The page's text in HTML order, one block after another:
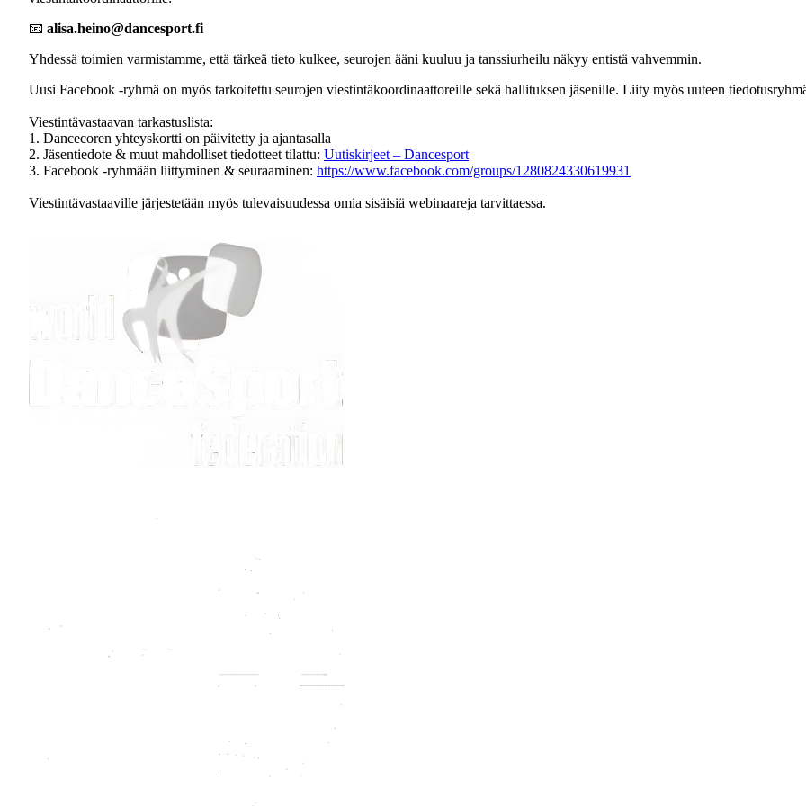
📧 alisa.heino@dancesport.fi
Yhdessä toimien varmistamme, että tärkeä tieto kulkee, seurojen ääni kuuluu ja tanssiurheilu näkyy entistä vahvemmin.
Uusi Facebook -ryhmä on myös tarkoitettu seurojen viestintäkoordinaattoreille sekä hallituksen jäsenille. Liity myös uuteen
Viestintävastaavan tarkastuslista:
1. Dancecoren yhteyskortti on päivitetty ja ajantasalla
2. Jäsentiedote & muut mahdolliset tiedotteet tilattu: Uutiskirjeet – Dancesport
3. Facebook -ryhmään liittyminen & seuraaminen: https://www.facebook.com/groups/1280824330619931
Viestintävastaaville järjestetään myös tulevaisuudessa omia sisäisiä webinaareja tarvittaessa.